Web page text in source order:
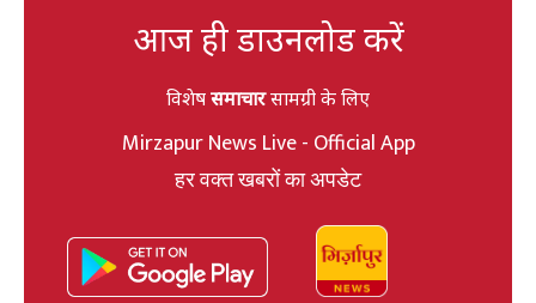
आज ही डाउनलोड करें
विशेषसमाचारसामग्री के लिए
Mirzapur News Live - Official App
हर वक्त खबरों का अपडेट